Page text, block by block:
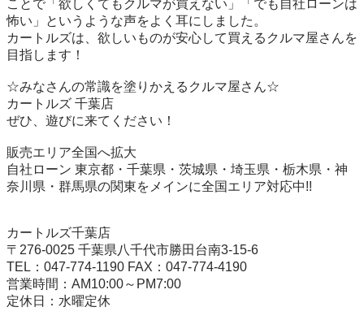
ことで「欲しくてもクルマが買えない」「でも自社ローンは
怖い」というような声をよく耳にしました。
カートルズは、欲しいものが安心して買えるクルマ屋さんを
目指します！
☆みなさんの常識を塗りかえるクルマ屋さん☆
カートルズ 千葉店
ぜひ、遊びに来てください！
販売エリア全国へ拡大
自社ローン 東京都・千葉県・茨城県・埼玉県・栃木県・神
奈川県・群馬県の関東をメインに全国エリア対応中!!
カートルズ千葉店
〒276-0025 千葉県八千代市勝田台南3-15-6
TEL：047-774-1190 FAX：047-774-4190
営業時間：AM10:00～PM7:00